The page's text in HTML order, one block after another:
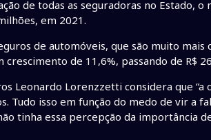
de todas as seguradoras no Estado,
em 2021.
de automóveis, que são muito
crescimento de 11,6%, passando de R$
Leonardo Lorenzzetti considera que “a
Tudo isso em função do medo de vir a
tinha essa percepção da importância